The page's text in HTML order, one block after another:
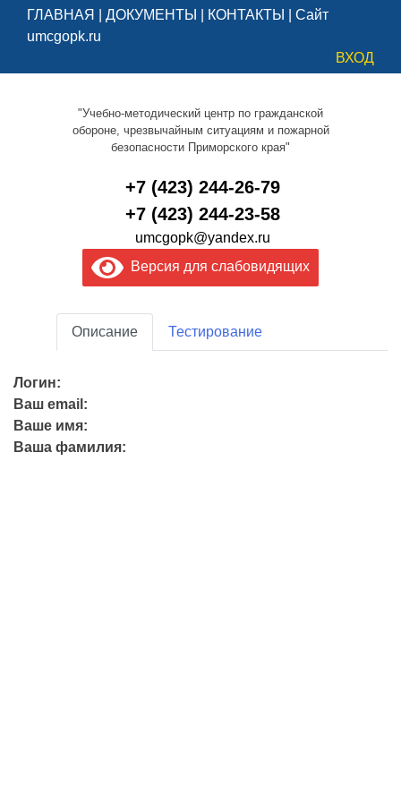
ГЛАВНАЯ ДОКУМЕНТЫ КОНТАКТЫ
Сайт
umcgopk.ru
ВХОД
"Учебно-методический центр по гражданской
обороне, чрезвычайным ситуациям и пожарной
безопасности Приморского края"
+7 (423) 244-26-79
+7 (423) 244-23-58
umcgopk@yandex.ru
Версия для слабовидящих
Описание Тестирование
Логин:
Ваш email:
Ваше имя:
Ваша фамилия: